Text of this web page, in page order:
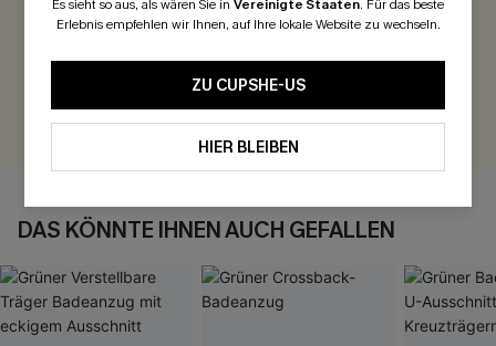
Seien Sie der Erste, der bewertet
BEWERTEN
DAS KÖNNTE IHNEN AUCH GEFALLEN
Es sieht so aus, als wären Sie in Vereinigte Staaten. Für das beste
Erlebnis empfehlen wir Ihnen, auf Ihre lokale Website zu wechseln.
ZU CUPSHE-US
HIER BLEIBEN